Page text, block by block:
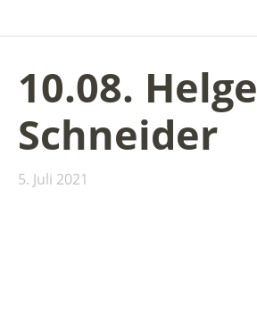
10.08. Helge
Schneider
5. Juli 2021